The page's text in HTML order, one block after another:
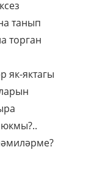
танып
торган
як-яктагы